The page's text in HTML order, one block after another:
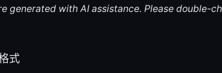
generated with AI assistance. Please double-
式